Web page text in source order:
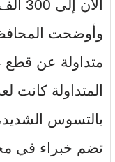
الآن إلى 300 ألف شجرة مثمرة وغير مثمرة..
وأوضحت
بالتسوس
تضم خبراء في